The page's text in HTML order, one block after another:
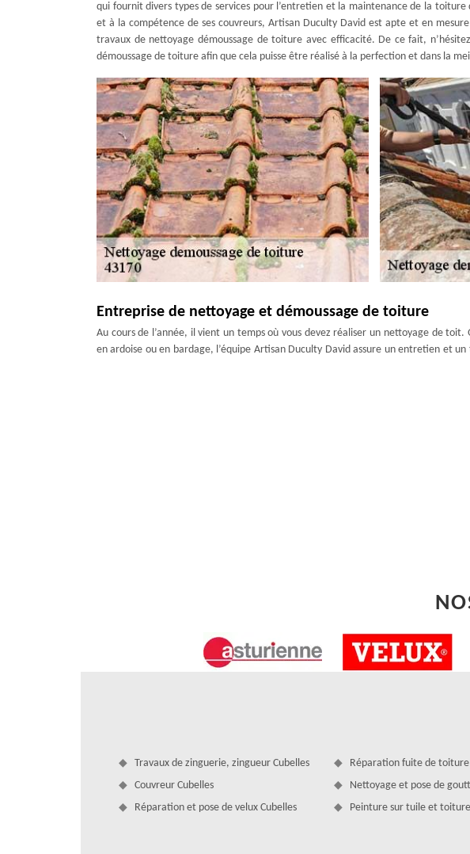
qui fournit divers types de services pour l’entretien et la maintenance de la
et à la compétence de ses couvreurs, Artisan Duculty David est apte et en
travaux de nettoyage démoussage de toiture avec efficacité. De ce fait,
démoussage de toiture afin que cela puisse être réalisé à la perfection et dans la
Entreprise de nettoyage et démoussage de toiture
Au cours de l’année, il vient un temps où vous devez réaliser un nettoyage de
en ardoise ou en bardage, l’équipe Artisan Duculty David assure un entretien et
Devis nettoyage et démoussage de toiture
David, vous pouvez obtenir un devis gratuit et sans engagement. Comment
ligne gratuit à remplir. En moins de 24 h, vous pouvez disposer d’une intervention
Travaux de zinguerie, zingueur Cubelles
Couvreur Cubelles
Réparation et pose de velux Cubelles
Réparation fuite de toiture
Nettoyage et pose de
Peinture sur tuile et